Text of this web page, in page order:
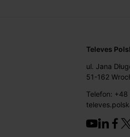
Televes
ul. Jana
51-162
Telefon: +48